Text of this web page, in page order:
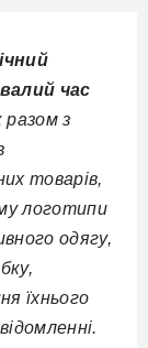
час
разом з
товарів,
логотипи
одягу,
їхнього